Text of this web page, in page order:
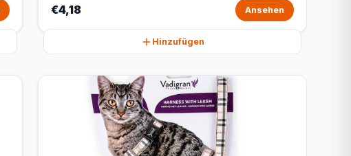
€4,18 Ansehen
Hinzufügen